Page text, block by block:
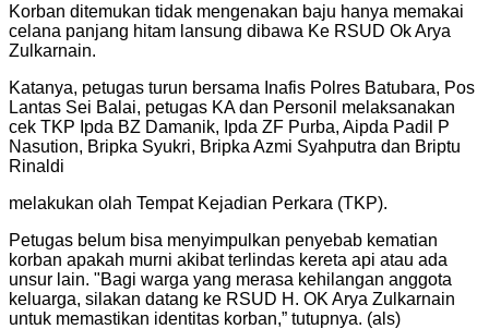
Korban ditemukan tidak mengenakan baju hanya memakai
celana panjang hitam lansung dibawa Ke RSUD Ok Arya
Zulkarnain.
Katanya, petugas turun bersama Inafis Polres Batubara, Pos
Lantas Sei Balai, petugas KA dan Personil melaksanakan
cek TKP Ipda BZ Damanik, Ipda ZF Purba, Aipda Padil P
Nasution, Bripka Syukri, Bripka Azmi Syahputra dan Briptu
Rinaldi
melakukan olah Tempat Kejadian Perkara (TKP).
Petugas belum bisa menyimpulkan penyebab kematian
korban apakah murni akibat terlindas kereta api atau ada
unsur lain. "Bagi warga yang merasa kehilangan anggota
keluarga, silakan datang ke RSUD H. OK Arya Zulkarnain
untuk memastikan identitas korban,” tutupnya. (als)